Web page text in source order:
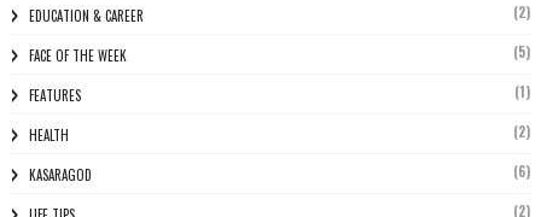
EDUCATION & CAREER (2)
FACE OF THE WEEK (5)
FEATURES (1)
HEALTH (2)
KASARAGOD (6)
(2)